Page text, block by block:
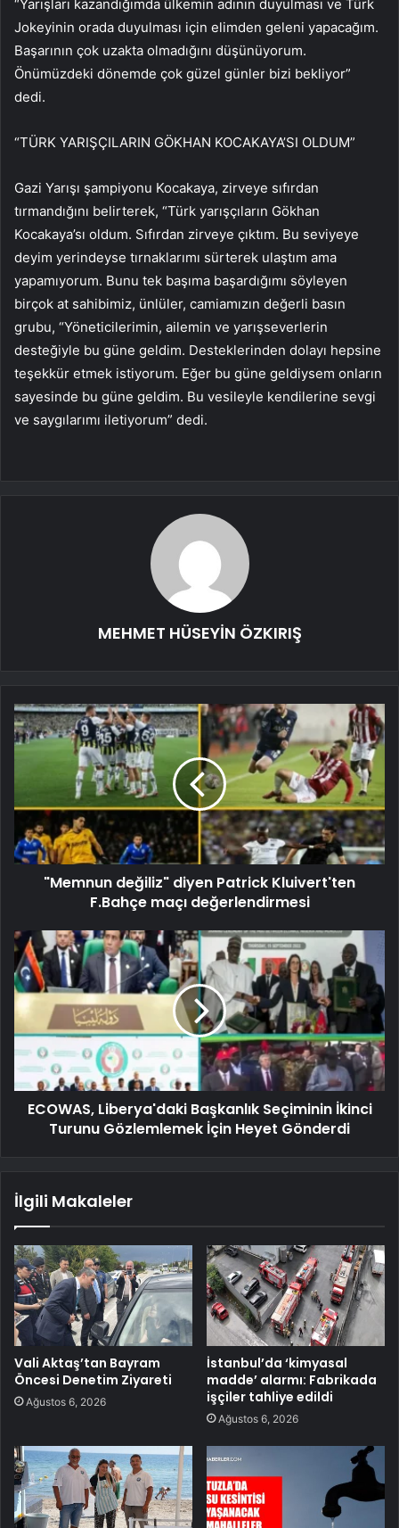
“Yarışları kazandığımda ülkemin adının duyulması ve Türk
Jokeyinin orada duyulması için elimden geleni yapacağım.
Başarının çok uzakta olmadığını düşünüyorum.
Önümüzdeki dönemde çok güzel günler bizi bekliyor”
dedi.
“TÜRK YARIŞÇILARIN GÖKHAN KOCAKAYA’SI OLDUM”
Gazi Yarışı şampiyonu Kocakaya, zirveye sıfırdan
tırmandığını belirterek, “Türk yarışçıların Gökhan
Kocakaya’sı oldum. Sıfırdan zirveye çıktım. Bu seviyeye
deyim yerindeyse tırnaklarımı sürterek ulaştım ama
yapamıyorum. Bunu tek başıma başardığımı söyleyen
birçok at sahibimiz, ünlüler, camiamızın değerli basın
grubu, “Yöneticilerimin, ailemin ve yarışseverlerin
desteğiyle bu güne geldim. Desteklerinden dolayı hepsine
teşekkür etmek istiyorum. Eğer bu güne geldiysem onların
sayesinde bu güne geldim. Bu vesileyle kendilerine sevgi
ve saygılarımı iletiyorum” dedi.
MEHMET HÜSEYİN ÖZKIRIŞ
"Memnun değiliz" diyen Patrick Kluivert'ten
F.Bahçe maçı değerlendirmesi
ECOWAS, Liberya'daki Başkanlık Seçiminin İkinci
Turunu Gözlemlemek İçin Heyet Gönderdi
İlgili Makaleler
Vali Aktaş’tan Bayram
Öncesi Denetim Ziyareti
Ağustos 6, 2026
İstanbul’da ‘kimyasal
madde’ alarmı: Fabrikada
işçiler tahliye edildi
Ağustos 6, 2026